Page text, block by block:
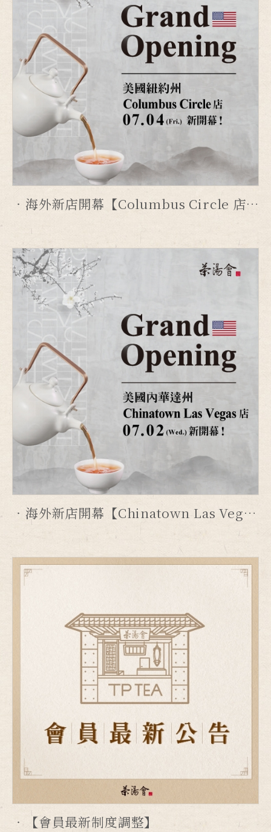
海外新店開幕【Columbus Circle 店】
海外新店開幕【Chinatown Las Vegas店】
【會員最新制度調整】